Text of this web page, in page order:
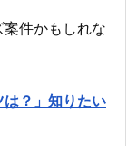
件かもしれな
は？」知りたい